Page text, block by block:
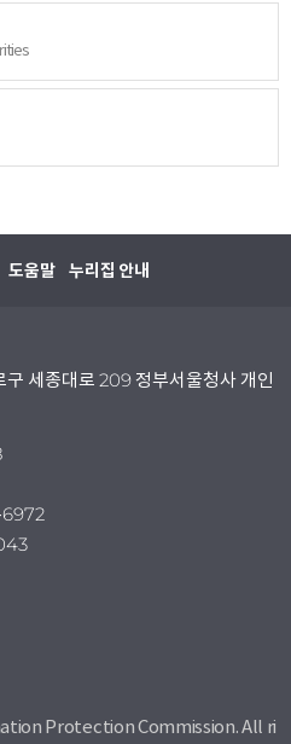
도움말 누리집 안내
세종대로 209 정부서울청사 개인
6972
Protection Commission. All ri